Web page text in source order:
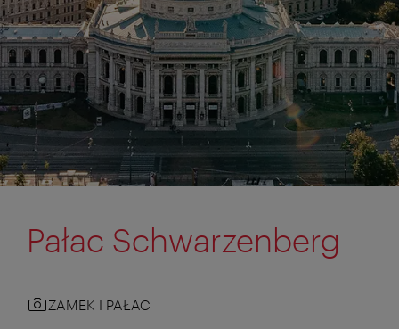
Pałac Schwarzenberg
ZAMEK I PAŁAC